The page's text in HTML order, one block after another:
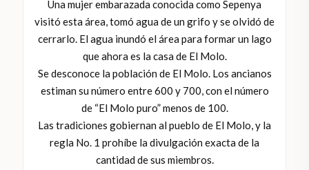
Una mujer embarazada conocida como Sepenya
visitó esta área, tomó agua de un grifo y se olvidó de
cerrarlo. El agua inundó el área para formar un lago
que ahora es la casa de El Molo.
Se desconoce la población de El Molo. Los ancianos
estiman su número entre 600 y 700, con el número
de “El Molo puro” menos de 100.
Las tradiciones gobiernan al pueblo de El Molo, y la
regla No. 1 prohíbe la divulgación exacta de la
cantidad de sus miembros.